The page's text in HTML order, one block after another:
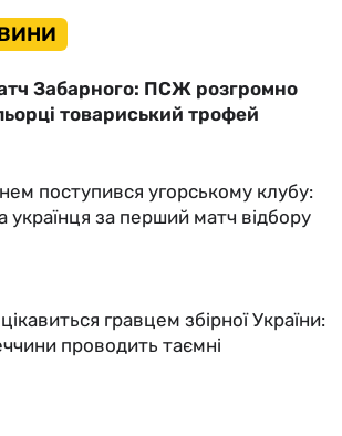
Забарного: ПСЖ розгромно
товариський трофей
поступився угорському клубу:
українця за перший матч відбору
гравцем збірної України:
проводить таємні